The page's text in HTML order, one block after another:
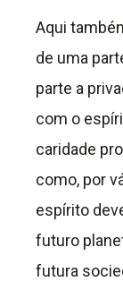
Aqui
de uma
parte a
com o
caridade
como, por
espírito
futuro
futura